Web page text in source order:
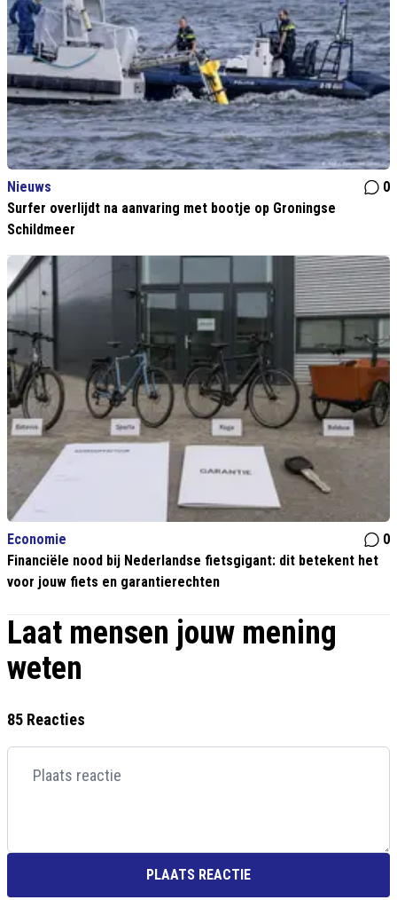
Nieuws
0
Surfer overlijdt na aanvaring met bootje op Groningse
Schildmeer
Economie
0
Financiële nood bij Nederlandse fietsgigant: dit betekent het
voor jouw fiets en garantierechten
Laat mensen jouw mening
weten
85 Reacties
PLAATS REACTIE